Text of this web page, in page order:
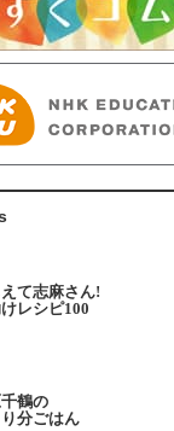
て志麻さん!
レシピ100
鶴の
分ごはん